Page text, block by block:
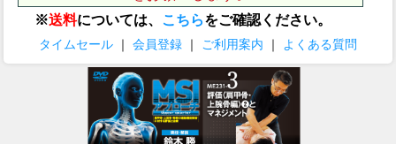
※送料については、 こちらをご確認ください。
タイムセール ｜ 会員登録 ｜ ご利用案内 ｜ よくある質問